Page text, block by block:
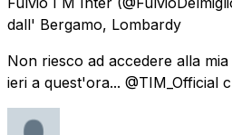
dall' Bergamo, Lombardy
Non riesco ad accedere alla
ieri a quest'ora... @TIM_Official